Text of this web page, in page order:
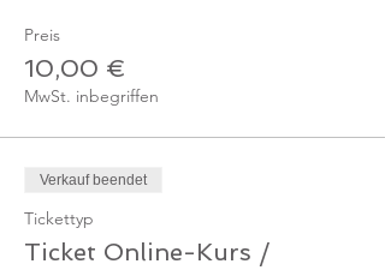
Preis
10,00 €
MwSt. inbegriffen
Verkauf beendet
Tickettyp
Ticket Online-Kurs /